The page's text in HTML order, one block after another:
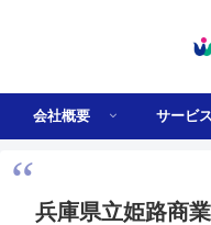
会社概要 サービス
兵庫県立姫路商